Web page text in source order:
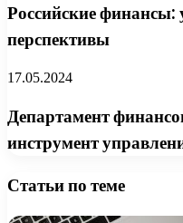
Российские финансы:
перспективы
17.05.2024
Департамент
инструмент
Статьи по теме